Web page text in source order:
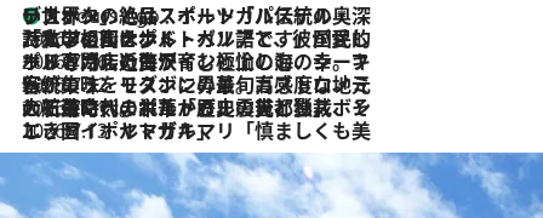
5 Hours Ago
リスボンの絶品スイーツ「パステル・デ・ナタ」とは？ポルトガル伝統の奥深い世界へ
2026.7.27
「私の祖国はポルトガル語です」国民的詩人フェルナンド・ペソアと、彼が愛した文学の街を歩く
2026.7.26
ポルトガル近海が育む極上の海の幸。キリリと冷えた白ワインと愉しむ、シーフード専門店の贅沢
2026.7.22
伝統の味をモダンに昇華。高感度な地元客が集う、リスボンの最旬ガストロノミー
2026.7.21
大航海時代の栄華から、震災、独裁、そして革命へ。ポルトガル・首都リスボンの石畳に刻まれた「歴史の光と影」
2026.7.13
エッセイ・ヤマザキマリ「慎ましくも美しき国 ポルトガル」